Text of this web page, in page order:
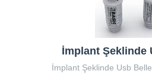
İmplant Şeklinde
İmplant Şeklinde Usb